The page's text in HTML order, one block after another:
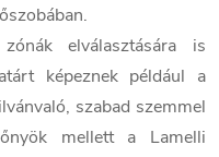
elválasztására is
képeznek például a
szabad szemmel
mellett a Lamelli